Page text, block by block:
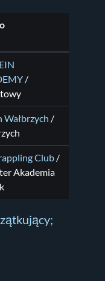
/
Wałbrzych /
Club /
Akademia